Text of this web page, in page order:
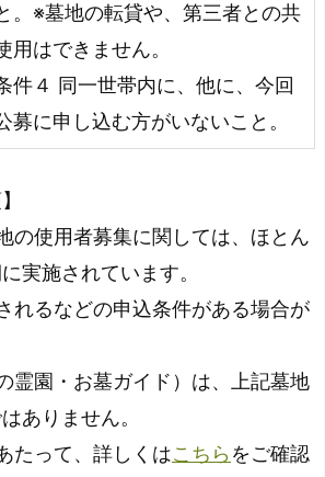
。※墓地の転貸や、第三者との共
用はできません。
件４ 同一世帯内に、他に、今回
募に申し込む方がいないこと。
の使用者募集に関しては、ほとん
実施されています。
れるなどの申込条件がある場合が
霊園・お墓ガイド）は、上記墓地
ありません。
たって、詳しくはこちら をご確認